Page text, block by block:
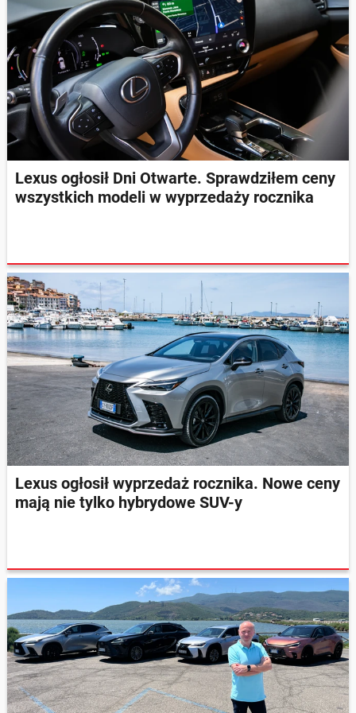
Lexus ogłosił Dni Otwarte. Sprawdziłem ceny
wszystkich modeli w wyprzedaży rocznika
Lexus ogłosił wyprzedaż rocznika. Nowe ceny
mają nie tylko hybrydowe SUV-y